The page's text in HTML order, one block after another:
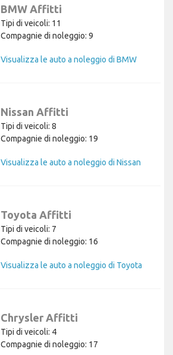
BMW Affitti
Tipi di veicoli: 11
Compagnie di noleggio: 9
Visualizza le auto a noleggio di BMW
Nissan Affitti
Tipi di veicoli: 8
Compagnie di noleggio: 19
Visualizza le auto a noleggio di Nissan
Toyota Affitti
Tipi di veicoli: 7
Compagnie di noleggio: 16
Visualizza le auto a noleggio di Toyota
Chrysler Affitti
Tipi di veicoli: 4
Compagnie di noleggio: 17